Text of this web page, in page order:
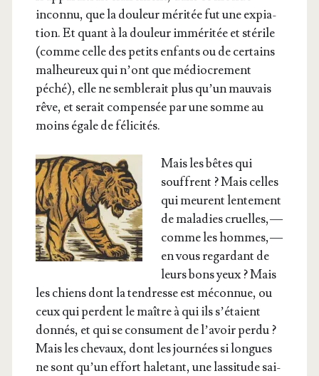
incon­nu, que la dou­leur méri­tée fut une expia­
tion. Et quant à la dou­leur immé­ri­tée et sté­rile
(comme celle des petits enfants ou de cer­tains
mal­heu­reux qui n’ont que médio­cre­ment
péché), elle ne sem­ble­rait plus qu’un mau­vais
rêve, et serait com­pen­sée par une somme au
moins égale de félicités.
Mais les bêtes qui
souffrent ? Mais celles
qui meurent len­te­ment
de mala­dies cruelles, —
comme les hommes, —
en vous regar­dant de
leurs bons yeux ? Mais
les chiens dont la ten­dresse est mécon­nue, ou
ceux qui perdent le maître à qui ils s’é­taient
don­nés, et qui se consument de l’a­voir per­du ?
Mais les che­vaux, dont les jour­nées si longues
ne sont qu’un effort hale­tant, une las­si­tude sai­